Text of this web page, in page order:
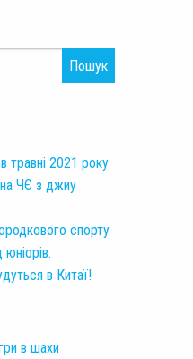
Пошук
травні 2021 року
на ЧЄ з джиу
спорту
в Китаї!
в шахи